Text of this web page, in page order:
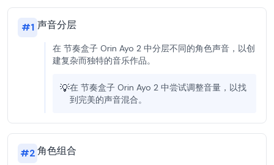
#1 声音分层
在 节奏盒子 Orin Ayo 2 中分层不同的角色声音，以创
建复杂而独特的音乐作品。
💡在 节奏盒子 Orin Ayo 2 中尝试调整音量，以找
到完美的声音混合。
#2角色组合